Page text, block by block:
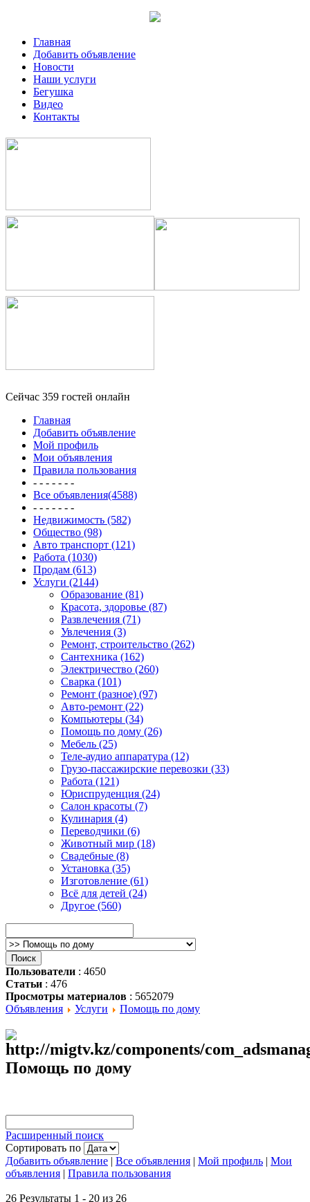
Главная
Добавить объявление
Новости
Наши услуги
Бегушка
Видео
Контакты
Сейчас 359 гостей онлайн
Главная
Добавить объявление
Мой профиль
Мои объявления
Правила пользования
- - - - - - -
Все объявления(4588)
- - - - - - -
Недвижимость (582)
Общество (98)
Авто транспорт (121)
Работа (1030)
Продам (613)
Услуги (2144)
Образование (81)
Красота, здоровье (87)
Развлечения (71)
Увлечения (3)
Ремонт, строительство (262)
Сантехника (162)
Электричество (260)
Сварка (101)
Ремонт (разное) (97)
Авто-ремонт (22)
Компьютеры (34)
Помощь по дому (26)
Мебель (25)
Теле-аудио аппаратура (12)
Грузо-пассажирские перевозки (33)
Работа (121)
Юриспруденция (24)
Салон красоты (7)
Кулинария (4)
Переводчики (6)
Животный мир (18)
Свадебные (8)
Установка (35)
Изготовление (61)
Всё для детей (24)
Другое (560)
Пользователи : 4650
Статьи : 476
Просмотры материалов : 5652079
Объявления
Услуги Помощь по дому
Помощь по дому
Расширенный поиск
Сортировать по
Добавить объявление | Все объявления | Мой профиль | Мои
объявления | Правила пользования
26 Результаты 1 - 20 из 26